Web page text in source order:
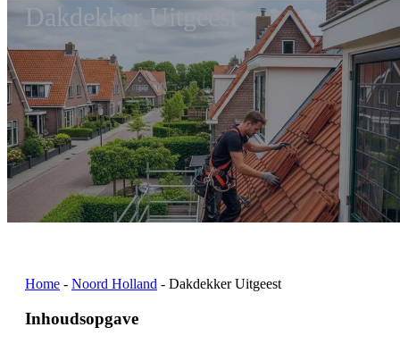
Dakdekker Uitgeest
Home - Noord Holland - Dakdekker Uitgeest
Inhoudsopgave